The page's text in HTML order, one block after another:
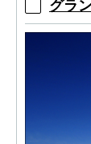
グラ